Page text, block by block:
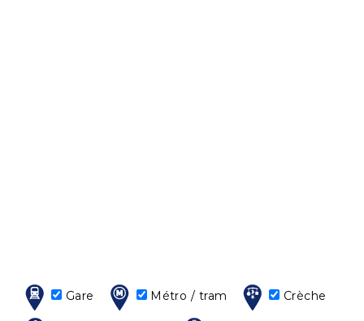
Gare Métro / tram Crèche